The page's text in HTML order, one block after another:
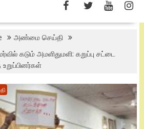
அண்மை செய்தி
கடும் அமளிதுமளி: கறுப்பு சட்டை